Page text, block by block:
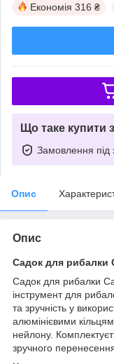
Економія 316 ₴
Що таке купити
Замовлення під
Опис
Опис
Садок для рибалки
Садок для рибалки
інструмент для
та зручність у
алюмінієвими
нейлону.
зручного